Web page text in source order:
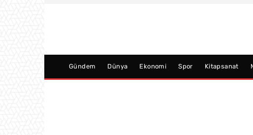
Gündem Dünya Ekonomi Spor Kitapsanat